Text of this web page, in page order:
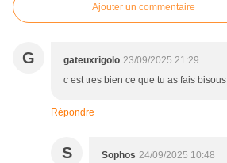
Ajouter un commentaire
G gateuxrigolo 23/09/2025 21:29
c est tres bien ce que tu as fais bisous
Répondre
S Sophos 24/09/2025 10:48